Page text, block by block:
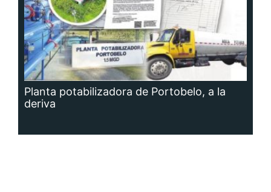
Planta potabilizadora de Portobelo, a la
deriva